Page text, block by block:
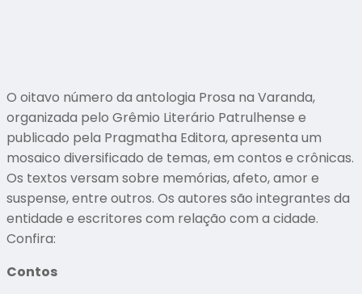
O oitavo número da antologia Prosa na Varanda,
organizada pelo Grêmio Literário Patrulhense e
publicado pela Pragmatha Editora, apresenta um
mosaico diversificado de temas, em contos e crônicas.
Os textos versam sobre memórias, afeto, amor e
suspense, entre outros. Os autores são integrantes da
entidade e escritores com relação com a cidade.
Confira:
Contos